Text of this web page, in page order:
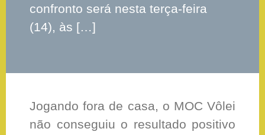
confronto será nesta terça-feira
(14), às […]
Jogando fora de casa, o MOC Vôlei
não conseguiu o resultado positivo